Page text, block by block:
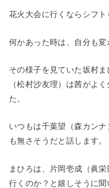
花火大会に行くならシフト
何かあった時は、自分も変
その様子を見ていた坂村ま
（松村沙友理）は茜がよ
た。
いつもは千葉望（森カン
も無さそうだと話します。
まひろは、片岡壱成（眞
行くのか？と嬉しそうに聞